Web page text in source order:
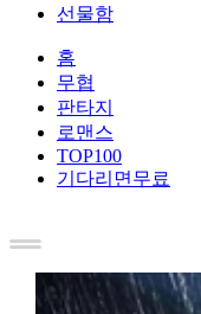
선물함
홈
무협
판타지
로맨스
TOP100
기다리면무료